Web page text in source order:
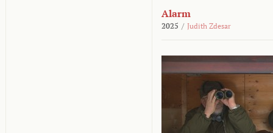
Alarm
2025 / Judith Zdesar